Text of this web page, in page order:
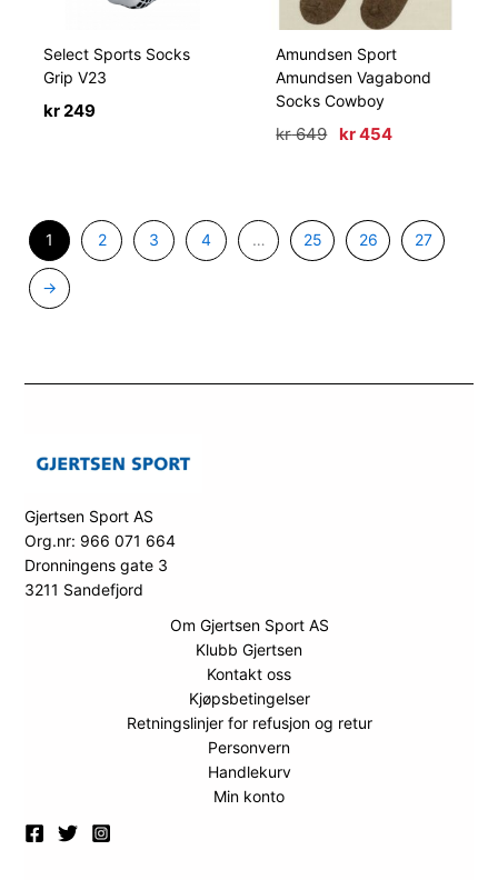
Select Sports Socks
Grip V23
kr249
Amundsen Sport
Amundsen Vagabond
Socks Cowboy
kr649 Opprinnelig
kr454Nåværende
1 2 3 4 … 25 26 27
→
Gjertsen Sport AS
Org.nr: 966 071 664
Dronningens gate 3
3211 Sandefjord
Om Gjertsen Sport AS
Klubb Gjertsen
Kontakt oss
Kjøpsbetingelser
Retningslinjer for refusjon og retur
Personvern
Handlekurv
Min konto